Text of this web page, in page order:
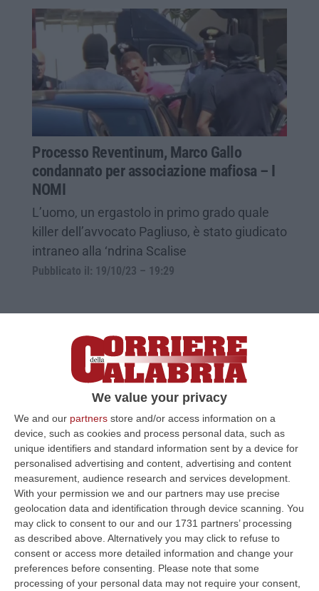
We value your privacy
We and our partners store and/or access information on a
device, such as cookies and process personal data, such as
unique identifiers and standard information sent by a device for
personalised advertising and content, advertising and content
measurement, audience research and services development.
With your permission we and our partners may use precise
geolocation data and identification through device scanning. You
may click to consent to our and our 1731 partners’ processing
as described above. Alternatively you may click to refuse to
consent or access more detailed information and change your
preferences before consenting.
Please note that some
processing of your personal data may not require your consent,
Processo Reventinum, Marco Gallo
condannato per associazione mafiosa – I
NOMI
L’uomo, un ergastolo in primo grado quale
killer dell’avvocato Pagliuso, è stato giudicato
intraneo alla ‘ndrina Scalise
Pubblicato il: 19/10/23 – 19:29
Operazione antimafia in Sardegna, nei
guai anche l’ex assessora Murgia
L’ex esponente della giunta regionale è finita
nell’inchiesta dalla Dda di Cagliari. 31 le
misure cautelari
Pubblicato il: 27/09/23 – 14:12